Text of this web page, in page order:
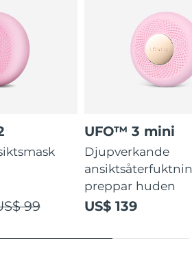
99
UFO™ 3 mini
Djupverkande
preppar huden
US$ 139